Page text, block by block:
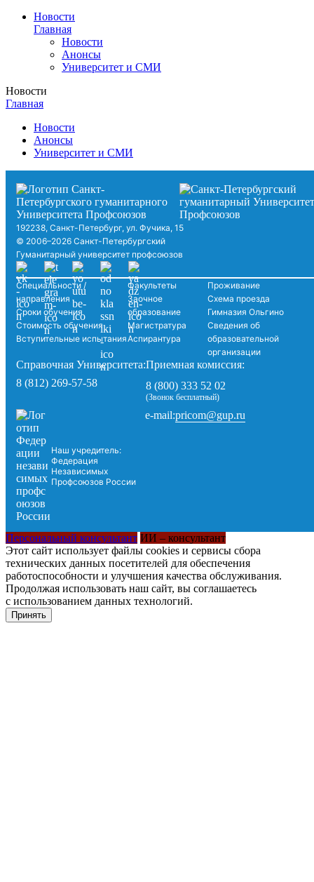
Новости
Главная
Новости
Анонсы
Университет и СМИ
Новости
Главная
Новости
Анонсы
Университет и СМИ
192238, Санкт-Петербург, ул. Фучика, 15
© 2006–2026 Санкт-Петербургский
Гуманитарный университет профсоюзов
Специальности /
направления
Сроки обучения
Стоимость обучения
Вступительные испытания
Факультеты
Заочное
образование
Магистратура
Аспирантура
Проживание
Схема проезда
Гимназия Ольгино
Сведения об
образовательной
организации
Справочная Университета:
8 (812) 269-57-58
Приемная комиссия:
8 (800) 333 52 02
(Звонок бесплатный)
Наш учредитель:
Федерация
Независимых
Профсоюзов России
e-mail:pricom@gup.ru
Персональный консультант ИИ – консультант
Этот сайт использует файлы cookies и сервисы сбора
технических данных посетителей для обеспечения
работоспособности и улучшения качества обслуживания.
Продолжая использовать наш сайт, вы соглашаетесь
с использованием данных технологий.
Принять